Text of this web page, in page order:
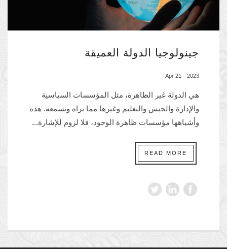
جينولوجيا الدولة العميقة
2023 21 Apr
هي الدولة غير الظاهرة، مثل المؤسسات السياسية
والإدارة والجيش والتعليم وغيرها مما نراه ونسمعه. هذه
وأشباهها مؤسسات ظاهرة الوجود، فلا لزوم للإشارة...
READ MORE